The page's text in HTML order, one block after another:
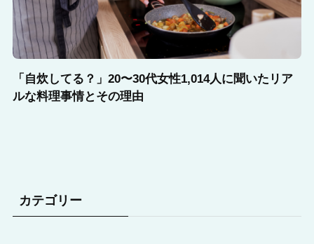
「自炊してる？」20〜30代女性1,014人に聞いたリア
ルな料理事情とその理由
カテゴリー